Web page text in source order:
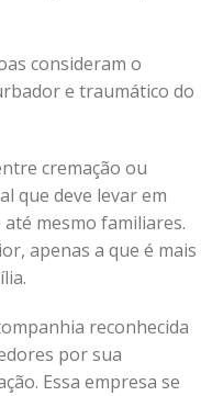
consideram o
e traumático do
cremação ou
que deve levar em
mesmo familiares.
apenas a que é mais
reconhecida
por sua
Essa empresa se